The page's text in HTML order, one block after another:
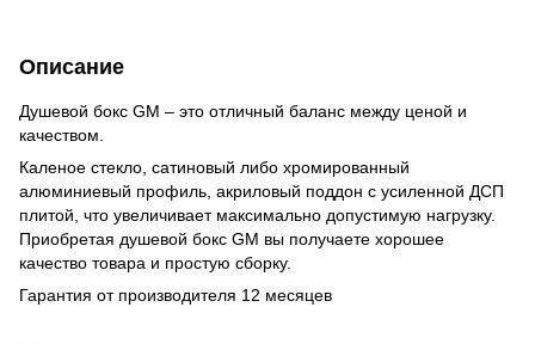
Описание
Душевой бокс GM – это отличный баланс между ценой и
качеством.
Каленое стекло, сатиновый либо хромированный
алюминиевый профиль, акриловый поддон с усиленной ДСП
плитой, что увеличивает максимально допустимую нагрузку.
Приобретая душевой бокс GM вы получаете хорошее
качество товара и простую сборку.
Гарантия от производителя 12 месяцев